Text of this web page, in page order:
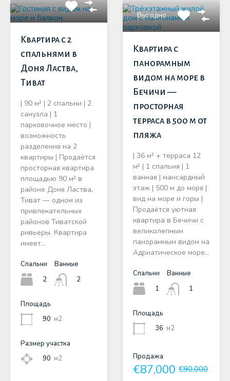
Квартира с 2
спальнями в
Доня Ластва,
Тиват
| 90 м² | 2 спальни | 2
санузла | 1
парковочное место |
возможность
разделения на 2
квартиры | Продаётся
просторная квартира
площадью 90 м² в
районе Доня Ластва,
Тиват — одном из
привлекательных
районов Тиватской
ривьеры. Квартира
имеет…
Спальни
2
Ванные
2
Площадь
90 м2
Размер участка
90 м2
Выгодно
Квартира с
панорамным
видом на море в
Бечичи —
просторная
терраса в 500 м от
пляжа
| 36 м² + терраса 12
м² | 1 спальня | 1
ванная | мансардный
этаж | 500 м до моря |
вид на море и горы |
Продаётся уютная
квартира в Бечичи с
великолепным
панорамным видом на
Адриатическое море…
Спальни
1
Ванные
1
Площадь
36 м2
Продажа
€87,000 €90,000